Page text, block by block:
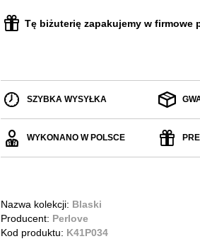
Tę biżuterię zapakujemy w firmowe
SZYBKA WYSYŁKA
WYKONANO W POLSCE
Nazwa kolekcji: Blaski
Producent: Perlove
Kod produktu: K41P034